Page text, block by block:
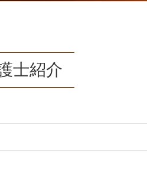
士紹介